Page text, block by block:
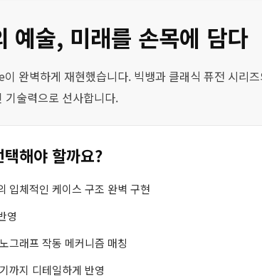
술, 미래를 손목에 담다
벽하게 재현했습니다. 빅뱅과 클래식 퓨전 시리즈
기술력으로 선사합니다.
해야 할까요?
입체적인 케이스 구조 완벽 구현
영
그래프 작동 메커니즘 매칭
까지 디테일하게 반영